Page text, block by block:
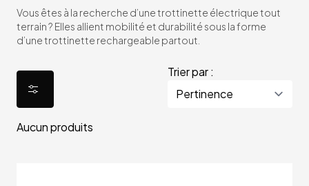
Vous êtes à la recherche d’une trottinette électrique tout
terrain ? Elles allient mobilité et durabilité sous la forme
d’une trottinette rechargeable partout.
Trier par :
Aucun produits